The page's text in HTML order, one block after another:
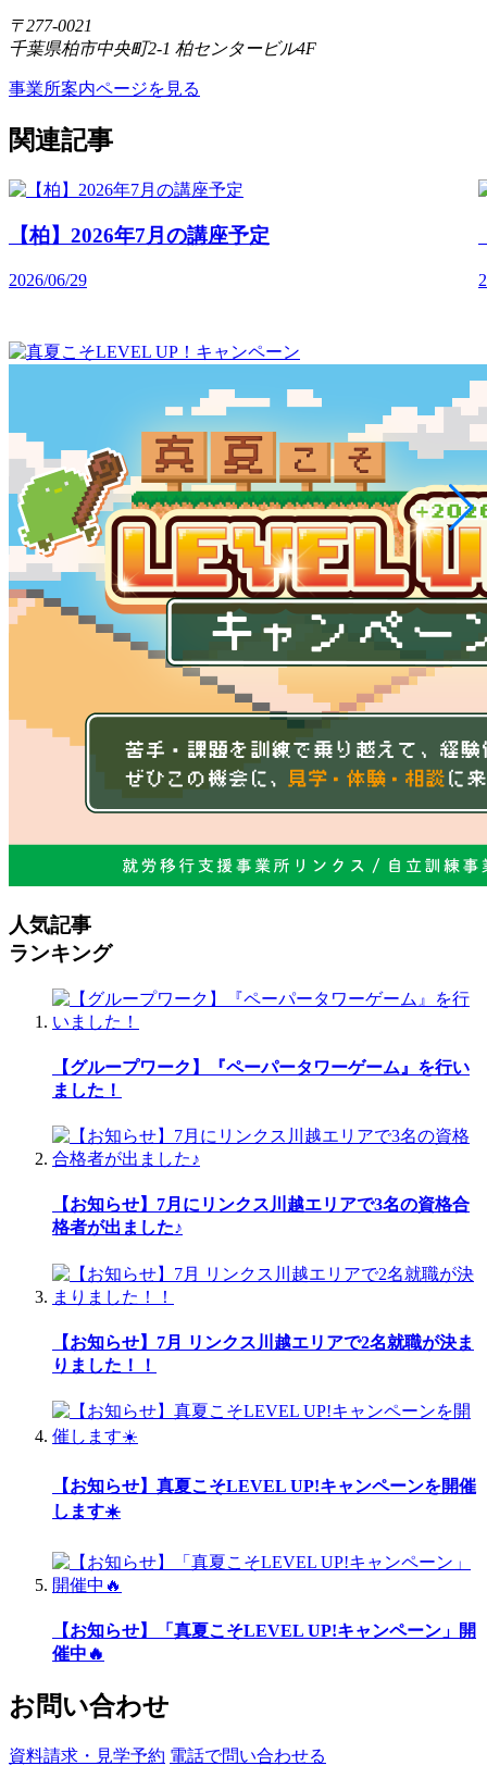
〒277-0021
千葉県柏市中央町2-1 柏センタービル4F
事業所案内ページを見る
関連記事
【柏】2026年7月の講座予定
2026/06/29
人気記事
ランキング
【グループワーク】『ペーパータワーゲーム』を行い
ました！
【お知らせ】7月にリンクス川越エリアで3名の資格合
格者が出ました♪
【お知らせ】7月 リンクス川越エリアで2名就職が決ま
りました！！
【お知らせ】真夏こそLEVEL UP!キャンペーンを開催
します☀️
【お知らせ】「真夏こそLEVEL UP!キャンペーン」開
催中🔥
お問い合わせ
資料請求・見学予約 電話で問い合わせる